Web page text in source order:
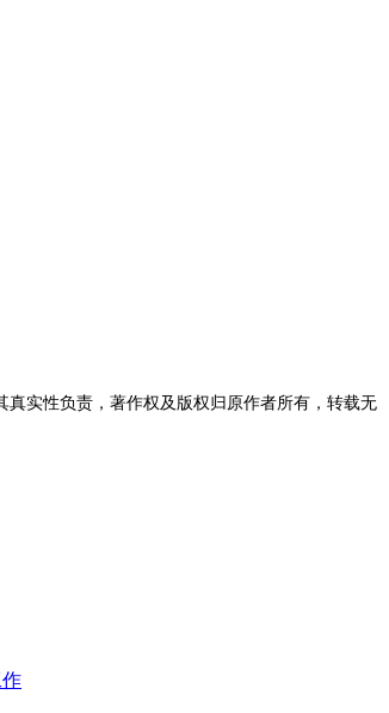
实性负责，著作权及版权归原作者所有，转载无